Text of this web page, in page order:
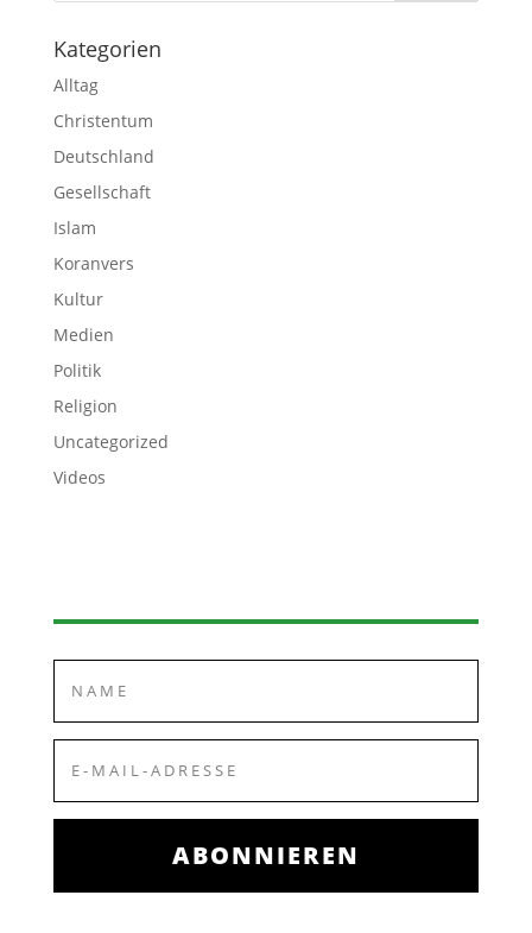
Kategorien
Alltag
Christentum
Deutschland
Gesellschaft
Islam
Koranvers
Kultur
Medien
Politik
Religion
Uncategorized
Videos
ABONNIEREN